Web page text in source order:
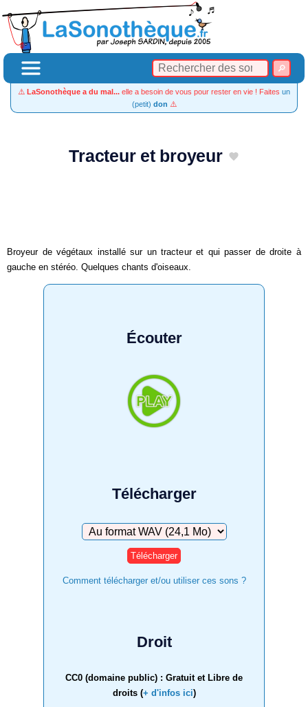
⚠️ LaSonothèque a du mal... elle a besoin de vous pour rester en vie ! Faites un
(petit) don ⚠️
Tracteur et broyeur
Broyeur de végétaux installé sur un tracteur et qui passer de droite à
gauche en stéréo. Quelques chants d'oiseaux.
Écouter
Télécharger
Télécharger
Comment télécharger et/ou utiliser ces sons ?
Droit
CC0 (domaine public) : Gratuit et Libre de
droits (+ d'infos ici)